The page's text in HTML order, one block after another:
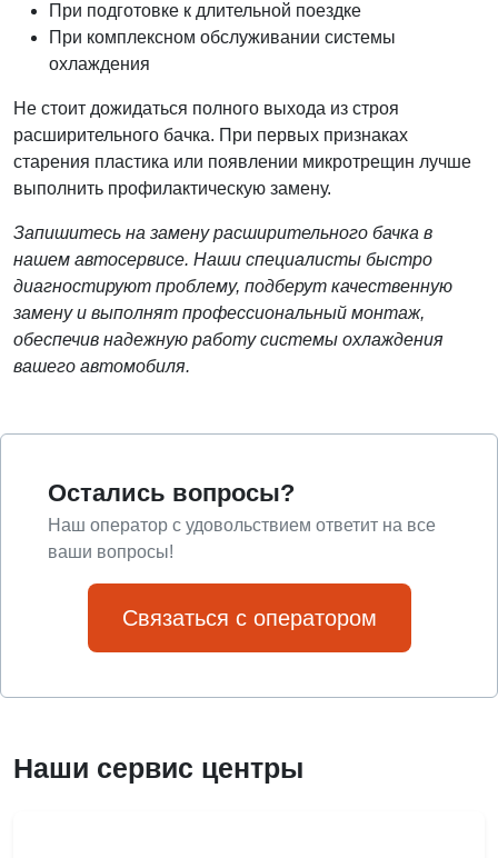
При подготовке к длительной поездке
При комплексном обслуживании системы
охлаждения
Не стоит дожидаться полного выхода из строя
расширительного бачка. При первых признаках
старения пластика или появлении микротрещин лучше
выполнить профилактическую замену.
Запишитесь на замену расширительного бачка в
нашем автосервисе. Наши специалисты быстро
диагностируют проблему, подберут качественную
замену и выполнят профессиональный монтаж,
обеспечив надежную работу системы охлаждения
вашего автомобиля.
Остались вопросы?
Наш оператор с удовольствием ответит на все
ваши вопросы!
Связаться с оператором
Наши сервис центры